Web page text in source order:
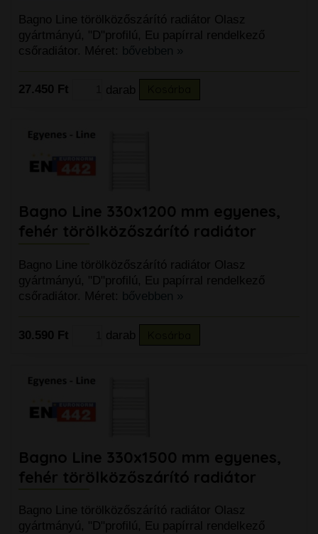
Bagno Line törölközőszárító radiátor Olasz
gyártmányú, "D"profilú, Eu papírral rendelkező
csőradiátor. Méret: bővebben »
27.450 Ft darab
Bagno Line 330x1200 mm egyenes,
fehér törölközőszárító radiátor
Bagno Line törölközőszárító radiátor Olasz
gyártmányú, "D"profilú, Eu papírral rendelkező
csőradiátor. Méret:
bővebben »
30.590 Ft darab
Bagno Line 330x1500 mm egyenes,
fehér törölközőszárító radiátor
Bagno Line törölközőszárító radiátor Olasz
gyártmányú, "D"profilú, Eu papírral rendelkező